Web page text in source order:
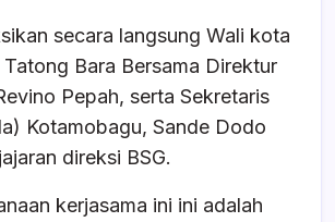
secara langsung Wali kota
Bara Bersama Direktur
Pepah, serta Sekretaris
Kotamobagu, Sande Dodo
direksi BSG.
kerjasama ini ini adalah